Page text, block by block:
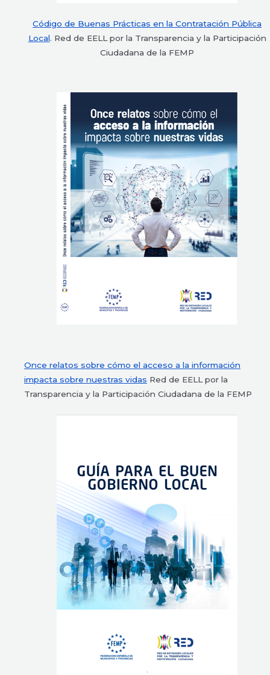
Código de Buenas Prácticas en la Contratación Pública
Local. Red de EELL por la Transparencia y la Participación
Ciudadana de la FEMP
Once relatos sobre cómo el acceso a la información
impacta sobre nuestras vidas Red de EELL por la
Transparencia y la Participación Ciudadana de la FEMP